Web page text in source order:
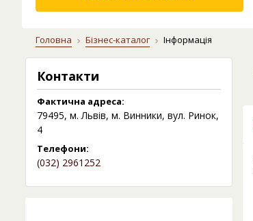
Головна Бізнес-каталог Інформація
Контакти
Фактична адреса:
79495, м. Львів, м. Винники, вул. Ринок,
4
Телефони:
(032) 2961252